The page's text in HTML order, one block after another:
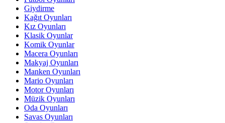
Giydirme
Kağıt Oyunları
Kız Oyunları
Klasik Oyunlar
Komik Oyunlar
Macera Oyunları
Makyaj Oyunları
Manken Oyunları
Mario Oyunları
Motor Oyunları
Müzik Oyunları
Oda Oyunları
Savas Oyunları